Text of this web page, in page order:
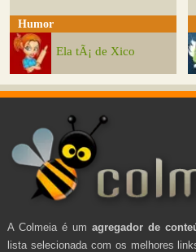
Humor
Ela tÃ¡ de Xico
A Colmeia é um agregador de
lista selecionada com os melhores